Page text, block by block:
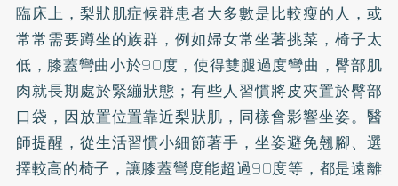
臨床上，梨狀肌症候群患者大多數是比較瘦的人，或
常常需要蹲坐的族群，例如婦女常坐著挑菜，椅子太
低，膝蓋彎曲小於90度，使得雙腿過度彎曲，臀部肌
肉就長期處於緊繃狀態；有些人習慣將皮夾置於臀部
口袋，因放置位置靠近梨狀肌，同樣會影響坐姿。醫
師提醒，從生活習慣小細節著手，坐姿避免翹腳、選
擇較高的椅子，讓膝蓋彎度能超過90度等，都是遠離